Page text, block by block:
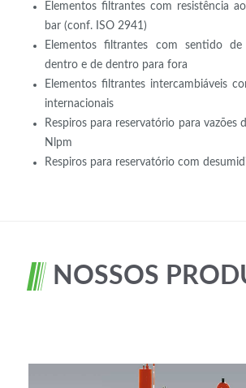
Elementos filtrantes com resistência
bar (conf. ISO 2941)
Elementos filtrantes com sentido
dentro e de dentro para fora
Elementos filtrantes intercambiáveis
internacionais
Respiros para reservatório para vazões
Nlpm
Respiros para reservatório com
NOSSOS